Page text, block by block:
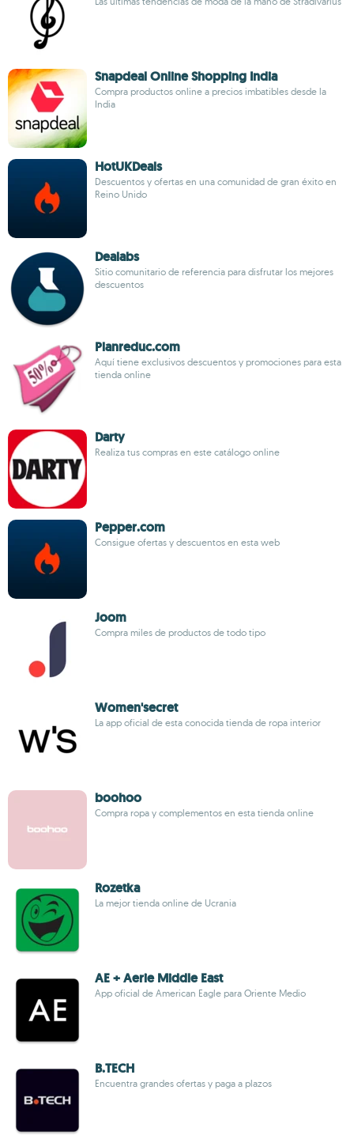
Snapdeal Online Shopping India
Compra productos online a precios imbatibles desde la
India
HotUKDeals
Descuentos y ofertas en una comunidad de gran éxito en
Reino Unido
Dealabs
Sitio comunitario de referencia para disfrutar los mejores
descuentos
Planreduc.com
Aquí tiene exclusivos descuentos y promociones para esta
tienda online
Darty
Realiza tus compras en este catálogo online
Pepper.com
Consigue ofertas y descuentos en esta web
Joom
Compra miles de productos de todo tipo
Women'secret
La app oficial de esta conocida tienda de ropa interior
boohoo
Compra ropa y complementos en esta tienda online
Rozetka
La mejor tienda online de Ucrania
AE + Aerie Middle East
App oficial de American Eagle para Oriente Medio
B.TECH
Encuentra grandes ofertas y paga a plazos